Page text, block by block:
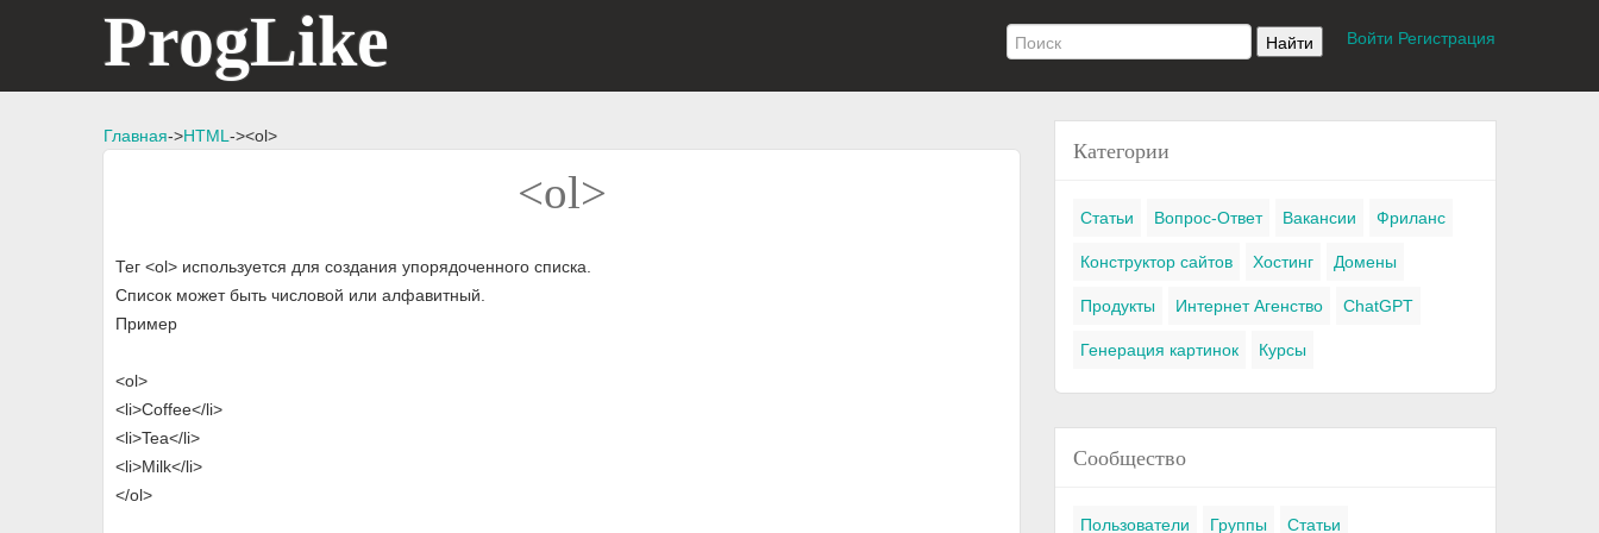
ProgLike Войти Регистрация
Главная->HTML -><ol>
<ol>
Тег <ol> используется для создания упорядоченного списка.
Список может быть числовой или алфавитный.
Пример
<ol>
<li>Coffee</li>
<li>Tea</li>
<li>Milk</li>
</ol>
Категории
Статьи Вопрос-Ответ Вакансии Фриланс
Конструктор сайтов Хостинг Домены
Продукты Интернет Агенство ChatGPT
Генерация картинок Курсы
Сообщество
Пользователи Группы Статьи